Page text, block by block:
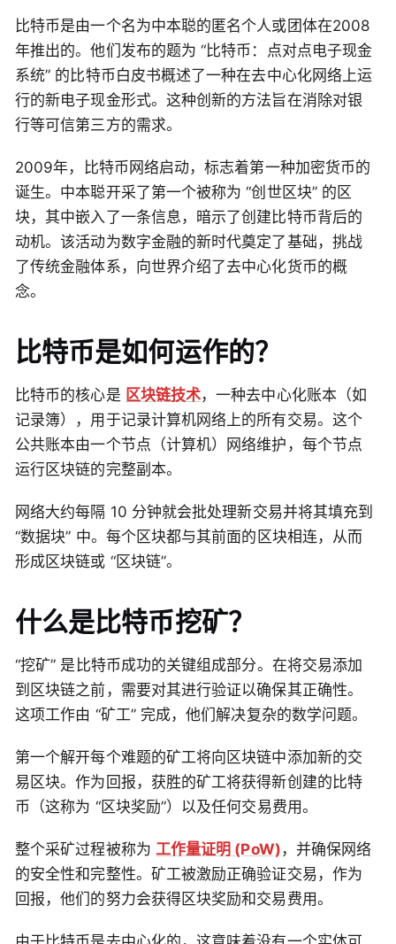
比特币是由一个名为中本聪的匿名个人或团体在2008
年推出的。他们发布的题为 “比特币：点对点电子现金
系统” 的比特币白皮书概述了一种在去中心化网络上运
行的新电子现金形式。这种创新的方法旨在消除对银
行等可信第三方的需求。
2009年，比特币网络启动，标志着第一种加密货币的
诞生。中本聪开采了第一个被称为 “创世区块” 的区
块，其中嵌入了一条信息，暗示了创建比特币背后的
动机。该活动为数字金融的新时代奠定了基础，挑战
了传统金融体系，向世界介绍了去中心化货币的概
念。
比特币是如何运作的？
比特币的核心是 区块链技术，一种去中心化账本（如
记录簿），用于记录计算机网络上的所有交易。这个
公共账本由一个节点（计算机）网络维护，每个节点
运行区块链的完整副本。
网络大约每隔 10 分钟就会批处理新交易并将其填充到
“数据块” 中。每个区块都与其前面的区块相连，从而
形成区块链或 “区块链”。
什么是比特币挖矿？
“挖矿” 是比特币成功的关键组成部分。在将交易添加
到区块链之前，需要对其进行验证以确保其正确性。
这项工作由 “矿工” 完成，他们解决复杂的数学问题。
第一个解开每个难题的矿工将向区块链中添加新的交
易区块。作为回报，获胜的矿工将获得新创建的比特
币（这称为 “区块奖励”）以及任何交易费用。
整个采矿过程被称为 工作量证明 (PoW) ，并确保网络
的安全性和完整性。矿工被激励正确验证交易，作为
回报，他们的努力会获得区块奖励和交易费用。